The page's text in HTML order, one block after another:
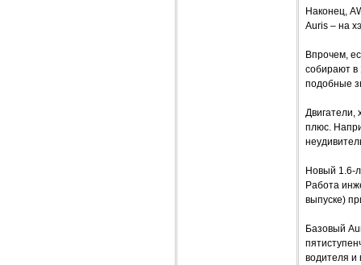
Наконец,
Auris – на
Впрочем,
собирают в
подобные
Двигатели,
плюс.
Новый 1.6-
Работа
выпуске)
Базовый
водителя и